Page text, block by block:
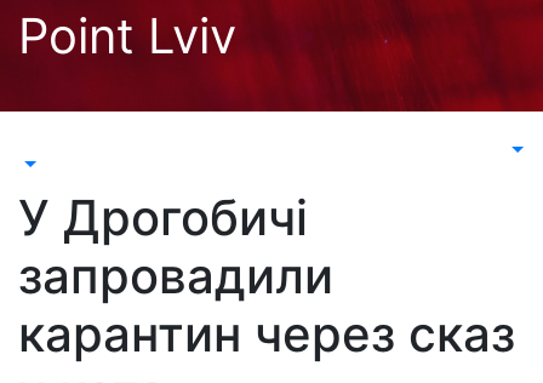
Перейти
Point Lviv
У Дрогобичі
запровадили
карантин через сказ